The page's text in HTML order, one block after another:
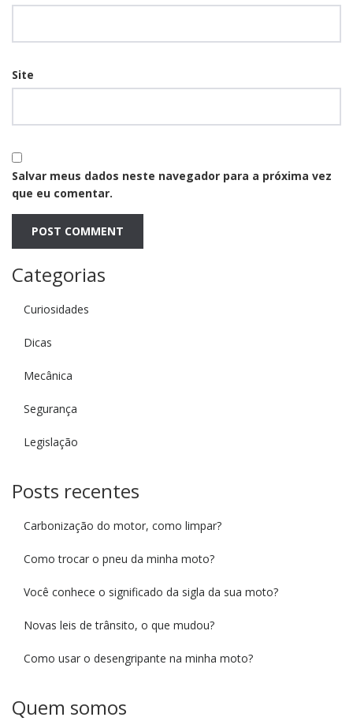
Site
Salvar meus dados neste navegador para a próxima vez
que eu comentar.
Categorias
Curiosidades
Dicas
Mecânica
Segurança
Legislação
Posts recentes
Carbonização do motor, como limpar?
Como trocar o pneu da minha moto?
Você conhece o significado da sigla da sua moto?
Novas leis de trânsito, o que mudou?
Como usar o desengripante na minha moto?
Quem somos